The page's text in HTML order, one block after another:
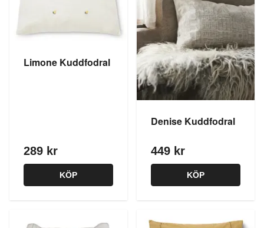
Limone Kuddfodral
289 kr
KÖP
Denise Kuddfodral
449 kr
KÖP